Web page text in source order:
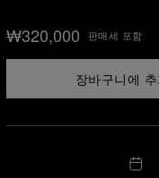
₩320,000 판매세 포함
장바구니에